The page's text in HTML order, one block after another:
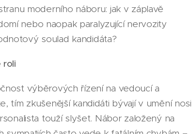
moderního náboru: jak v záplavě
nebo naopak paralyzující nervozity
soulad kandidáta?
roli
výběrových řízení na vedoucí a
tím zkušenější kandidáti bývají v umění
touží slyšet. Nábor založený na